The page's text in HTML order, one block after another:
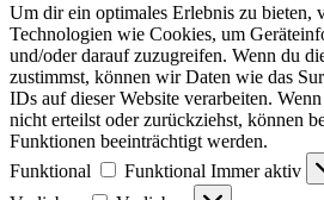
Um dir ein optimales Erlebnis zu bieten,
Technologien wie Cookies, um
und/oder darauf zuzugreifen. Wenn du
zustimmst, können wir Daten wie das
IDs auf dieser Website verarbeiten.
nicht erteilst oder zurückziehst, können
Funktionen beeinträchtigt werden.
Funktional
Funktional Immer aktiv